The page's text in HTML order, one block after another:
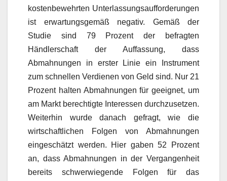
kostenbewehrten Unterlassungsaufforderungen
ist erwartungsgemäß negativ. Gemäß der
Studie sind 79 Prozent der befragten
Händlerschaft der Auffassung, dass
Abmahnungen in erster Linie ein Instrument
zum schnellen Verdienen von Geld sind. Nur 21
Prozent halten Abmahnungen für geeignet, um
am Markt berechtigte Interessen durchzusetzen.
Weiterhin wurde danach gefragt, wie die
wirtschaftlichen Folgen von Abmahnungen
eingeschätzt werden. Hier gaben 52 Prozent
an, dass Abmahnungen in der Vergangenheit
bereits schwerwiegende Folgen für das